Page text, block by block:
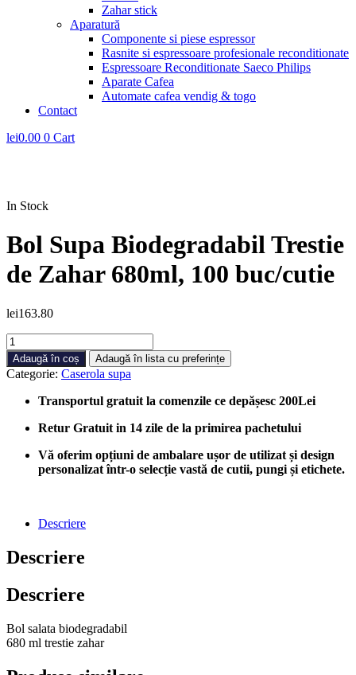
Zahar stick
Aparatură
Componente si piese espressor
Rasnite si espressoare profesionale reconditionate
Espressoare Reconditionate Saeco Philips
Aparate Cafea
Automate cafea vendig & togo
Contact
lei0.00 0 Cart
In Stock
Bol Supa Biodegradabil Trestie
de Zahar 680ml, 100 buc/cutie
lei163.80
Cantitate
Bol
Supa
Biodegradabil
Trestie
Zahar
buc/cutie
Adaugă în coș Adaugă în lista cu preferințe
Categorie: Caserola supa
Transportul gratuit la comenzile ce depășesc 200Lei
Retur Gratuit in 14 zile de la primirea pachetului
Vă oferim opțiuni de ambalare ușor de utilizat și design
personalizat într-o selecție vastă de cutii, pungi și etichete.
Descriere
Descriere
Descriere
Bol salata biodegradabil
680 ml trestie zahar